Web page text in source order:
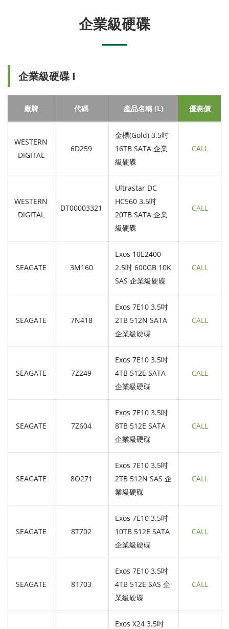
企業級硬碟
企業級硬碟 I
廠牌 代碼 產品名稱 (L) 優惠價
WESTERN
DIGITAL
6D259
金標(Gold) 3.5吋
16TB SATA 企業
級硬碟
CALL
WESTERN
DIGITAL
DT00003321
Ultrastar DC
HC560 3.5吋
20TB SATA 企業
級硬碟
CALL
SEAGATE 3M160
Exos 10E2400
2.5吋 600GB 10K
SAS 企業級硬碟
CALL
SEAGATE 7N418
Exos 7E10 3.5吋
2TB 512N SATA
企業級硬碟
CALL
SEAGATE 7Z249
Exos 7E10 3.5吋
4TB 512E SATA
企業級硬碟
CALL
SEAGATE 7Z604
Exos 7E10 3.5吋
8TB 512E SATA
企業級硬碟
CALL
SEAGATE 8O271
Exos 7E10 3.5吋
2TB 512N SAS 企
業級硬碟
CALL
SEAGATE 8T702
Exos 7E10 3.5吋
10TB 512E SATA
企業級硬碟
CALL
SEAGATE 8T703
Exos 7E10 3.5吋
4TB 512E SAS 企
業級硬碟
CALL
Exos X24 3.5吋